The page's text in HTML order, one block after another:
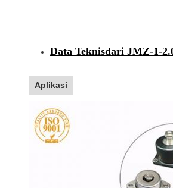
Data Teknisdari JMZ-1-
Aplikasi